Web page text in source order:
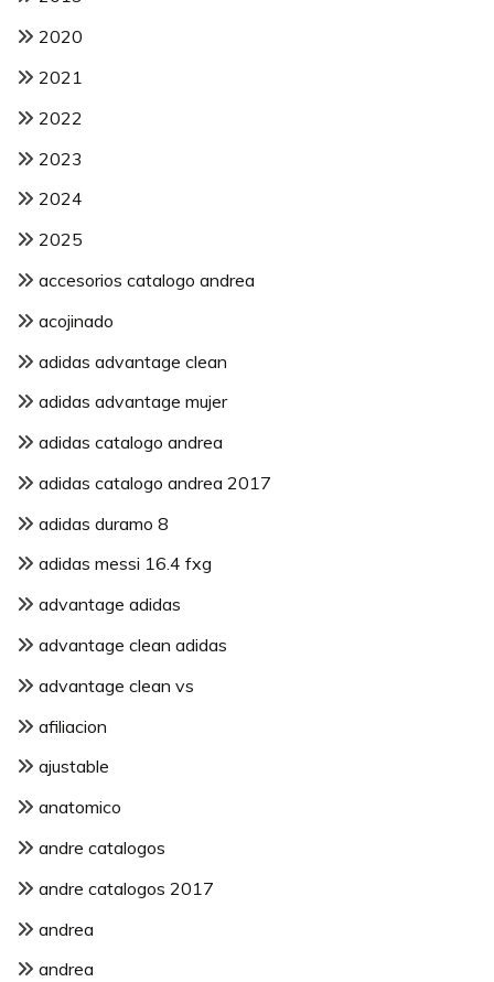
2020
2021
2022
2023
2024
2025
accesorios catalogo andrea
acojinado
adidas advantage clean
adidas advantage mujer
adidas catalogo andrea
adidas catalogo andrea 2017
adidas duramo 8
adidas messi 16.4 fxg
advantage adidas
advantage clean adidas
advantage clean vs
afiliacion
ajustable
anatomico
andre catalogos
andre catalogos 2017
andrea
andrea